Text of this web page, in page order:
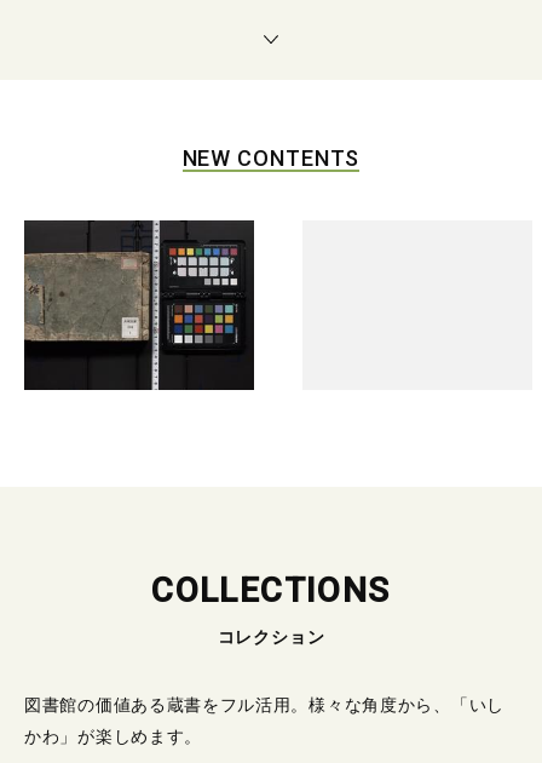
NEW CONTENTS
COLLECTIONS
コレクション
図書館の価値ある蔵書をフル活用。様々な角度から、「いし
かわ」が楽しめます。